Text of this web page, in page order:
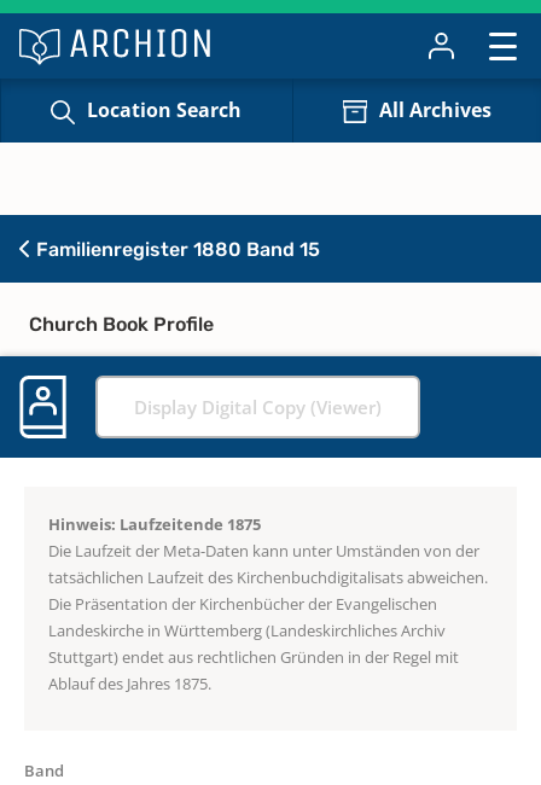
Location Search All Archives
Familienregister 1880 Band 15
Church Book Profile
Display Digital Copy (Viewer)
Hinweis: Laufzeitende 1875
Die Laufzeit der Meta-Daten kann unter Umständen von der
tatsächlichen Laufzeit des Kirchenbuchdigitalisats abweichen.
Die Präsentation der Kirchenbücher der Evangelischen
Landeskirche in Württemberg (Landeskirchliches Archiv
Stuttgart) endet aus rechtlichen Gründen in der Regel mit
Ablauf des Jahres 1875.
Band